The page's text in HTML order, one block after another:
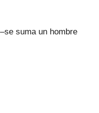
suma un hombre